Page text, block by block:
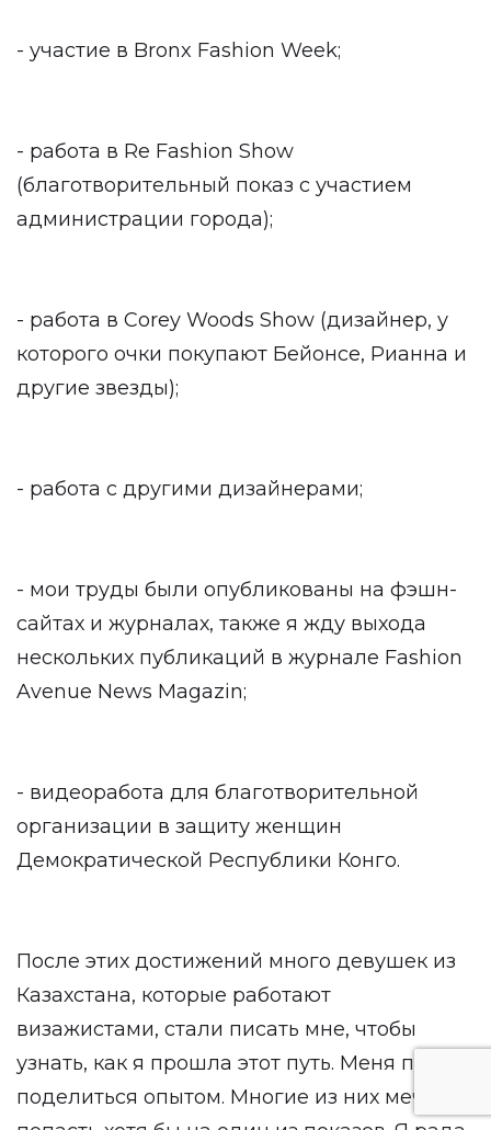
- участие в Bronx Fashion Week;
- работа в Re Fashion Show
(благотворительный показ с участием
администрации города);
- работа в Corey Woods Show (дизайнер, у
которого очки покупают Бейонсе, Рианна и
другие звезды);
- работа с другими дизайнерами;
- мои труды были опубликованы на фэшн-
сайтах и журналах, также я жду выхода
нескольких публикаций в журнале Fashion
Avenue News Magazin;
- видеоработа для благотворительной
организации в защиту женщин
Демократической Республики Конго.
После этих достижений много девушек из
Казахстана, которые работают
визажистами, стали писать мне, чтобы
узнать, как я прошла этот путь. Меня просят
поделиться опытом. Многие из них мечтают